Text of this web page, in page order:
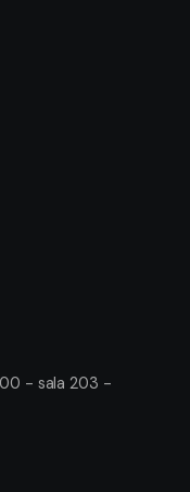
- sala 203 -